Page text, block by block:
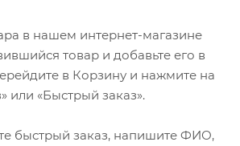
в нашем интернет-магазине
товар и добавьте его в
в Корзину и нажмите на
или «Быстрый заказ».
быстрый заказ, напишите ФИО,